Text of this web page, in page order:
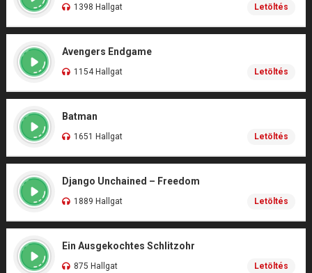
1398 Hallgat Letöltés
Avengers Endgame
1154 Hallgat Letöltés
Batman
1651 Hallgat Letöltés
Django Unchained – Freedom
1889 Hallgat Letöltés
Ein Ausgekochtes Schlitzohr
875 Hallgat Letöltés